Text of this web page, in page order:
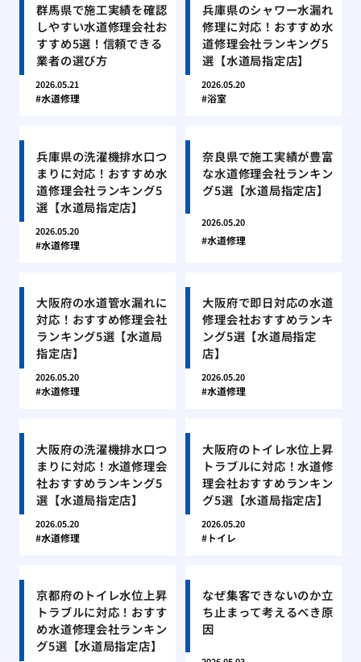
群馬県で施工実績を確認
しやすい水道修理会社お
すすめ5選！信頼できる
業者の選び方
2026.05.21
水道修理
兵庫県のシャワー水漏れ
修理に対応！おすすめ水
道修理会社ランキング5
選【水道局指定店】
2026.05.20
浴室
兵庫県の洗濯機排水口つ
まりに対応！おすすめ水
道修理会社ランキング5
選【水道局指定店】
2026.05.20
水道修理
奈良県で施工実績が豊富
な水道修理会社ランキン
グ5選【水道局指定店】
2026.05.20
水道修理
大阪府の水道管水漏れに
対応！おすすめ修理会社
ランキング5選【水道局
指定店】
2026.05.20
水道修理
大阪府で即日対応の水道
修理会社おすすめランキ
ング5選【水道局指定
店】
2026.05.20
水道修理
大阪府の洗濯機排水口つ
まりに対応！水道修理会
社おすすめランキング5
選【水道局指定店】
2026.05.20
水道修理
大阪府のトイレ水位上昇
トラブルに対応！水道修
理会社おすすめランキン
グ5選【水道局指定店】
2026.05.20
トイレ
京都府のトイレ水位上昇
トラブルに対応！おすす
め水道修理会社ランキン
グ5選【水道局指定店】
なぜ集客できないのか立
ち止まって考えるべき原
因